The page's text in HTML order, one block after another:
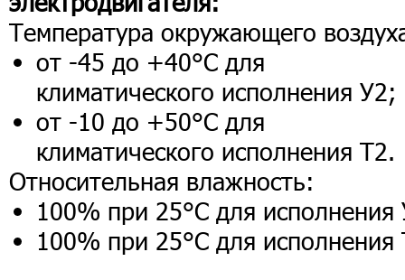
Температура окружающего
от -45 до +40°С для
климатического исполнения У2;
от -10 до +50°С для
климатического исполнения Т2.
Относительная влажность:
100% при 25°С для исполнения
100% при 25°С для исполнения